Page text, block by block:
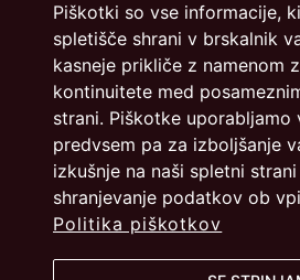
Piškotki so vse informacije,
spletišče shrani v brskalnik
kasneje prikliče z namenom
kontinuitete med
strani. Piškotke uporabljamo
predvsem pa za izboljšanje
izkušnje na naši spletni
shranjevanje podatkov ob
Politika piškotkov
Društvo za marketing Slovenije - DMS
1000 Ljubljana
Načrtovanje in izvedba: Vareo